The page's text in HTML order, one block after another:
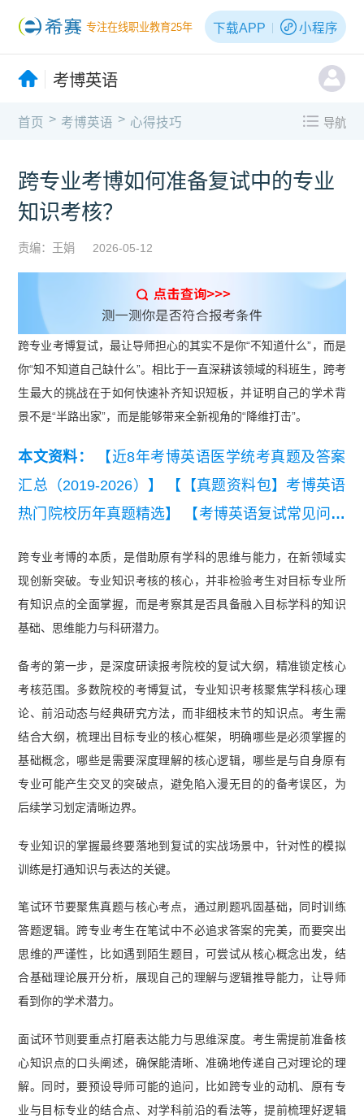
专注在线职业教育25年 下载APP 小程序
考博英语
首页 > 考博英语 > 心得技巧 导航
跨专业考博如何准备复试中的专业
知识考核？
责编：王娟 2026-05-12
跨专业考博复试，最让导师担心的其实不是你“不知道什么”，而是
你“知不知道自己缺什么”。相比于一直深耕该领域的科班生，跨考
生最大的挑战在于如何快速补齐知识短板，并证明自己的学术背
景不是“半路出家”，而是能够带来全新视角的“降维打击”。
本文资料：
【近8年考博英语医学统考真题及答案
汇总（2019-2026）】
【【真题资料包】考博英语
热门院校历年真题精选】
【考博英语复试常见问题
英语高频词】
跨专业考博的本质，是借助原有学科的思维与能力，在新领域实
现创新突破。专业知识考核的核心，并非检验考生对目标专业所
有知识点的全面掌握，而是考察其是否具备融入目标学科的知识
基础、思维能力与科研潜力。
备考的第一步，是深度研读报考院校的复试大纲，精准锁定核心
考核范围。多数院校的考博复试，专业知识考核聚焦学科核心理
论、前沿动态与经典研究方法，而非细枝末节的知识点。考生需
结合大纲，梳理出目标专业的核心框架，明确哪些是必须掌握的
基础概念，哪些是需要深度理解的核心逻辑，哪些是与自身原有
专业可能产生交叉的突破点，避免陷入漫无目的的备考误区，为
后续学习划定清晰边界。
专业知识的掌握最终要落地到复试的实战场景中，针对性的模拟
训练是打通知识与表达的关键。
笔试环节要聚焦真题与核心考点，通过刷题巩固基础，同时训练
答题逻辑。跨专业考生在笔试中不必追求答案的完美，而要突出
思维的严谨性，比如遇到陌生题目，可尝试从核心概念出发，结
合基础理论展开分析，展现自己的理解与逻辑推导能力，让导师
看到你的学术潜力。
面试环节则要重点打磨表达能力与思维深度。考生需提前准备核
心知识点的口头阐述，确保能清晰、准确地传递自己对理论的理
解。同时，要预设导师可能的追问，比如跨专业的动机、原有专
业与目标专业的结合点、对学科前沿的看法等，提前梳理好逻辑